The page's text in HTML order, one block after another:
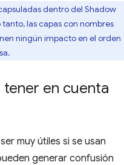
dentro del Shadow
las capas con nombres
ningún impacto en el orden
en cuenta
muy útiles si se usan
generar confusión